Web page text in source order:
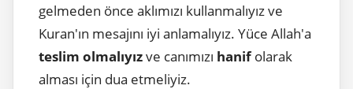
gelmeden önce aklımızı kullanmalıyız ve
Kuran'ın mesajını iyi anlamalıyız. Yüce Allah'a
teslim olmalıyızve canımızı hanifolarak
alması için dua etmeliyiz.